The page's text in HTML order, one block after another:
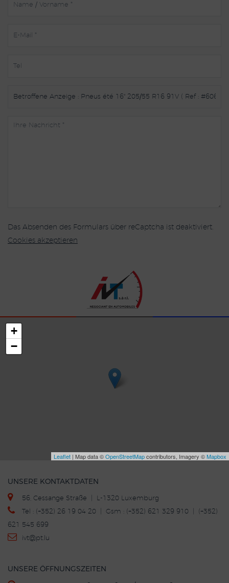
Das Absenden des Formulars über reCaptcha ist deaktiviert.
Cookies akzeptieren
+
−
Leaflet | Map data ©OpenStreetMapcontributors, Imagery ©Mapbox
UNSERE KONTAKTDATEN
56, Cessange Straße | L-1320 Luxemburg
Tel : (+352) 26 19 04 20 | Gsm : (+352) 621 329 910 | (+352)
621 545 699
ivt@pt.lu
UNSERE ÖFFNUNGSZEITEN